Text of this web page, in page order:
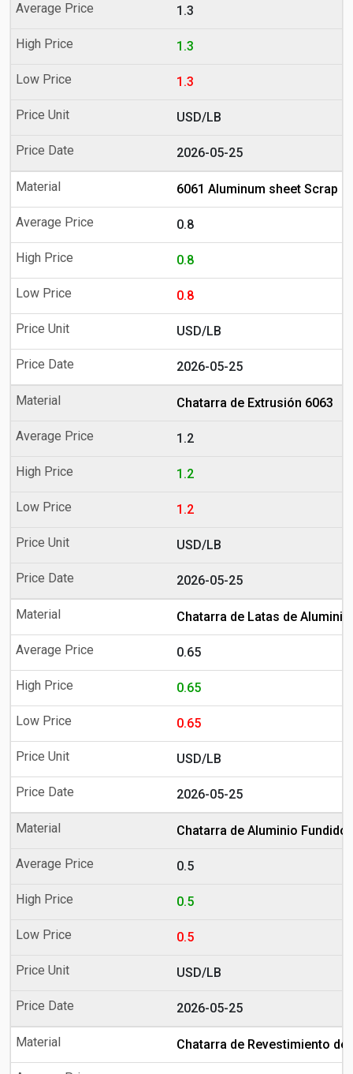
1.3
1.3
1.3
USD/LB
2026-05-25
6061 Aluminum sheet Scrap
0.8
0.8
0.8
USD/LB
2026-05-25
Chatarra de Extrusión 6063
1.2
1.2
1.2
USD/LB
2026-05-25
Chatarra de Latas de Aluminio
0.65
0.65
0.65
USD/LB
2026-05-25
Chatarra de Aluminio Fundido
0.5
0.5
0.5
USD/LB
2026-05-25
Chatarra de Revestimiento de